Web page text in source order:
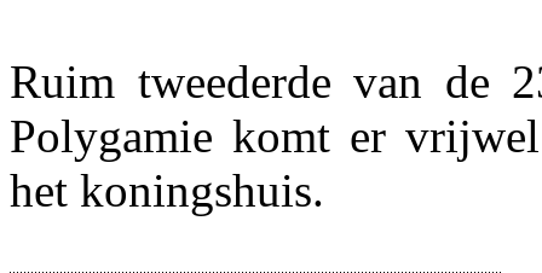
Ruim tweederde van de
Polygamie komt er
het koningshuis.